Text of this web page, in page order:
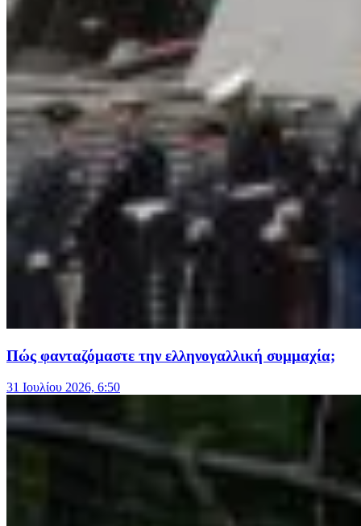
Πώς φανταζόμαστε την ελληνογαλλική συμμαχία;
31 Ιουλίου 2026, 6:50